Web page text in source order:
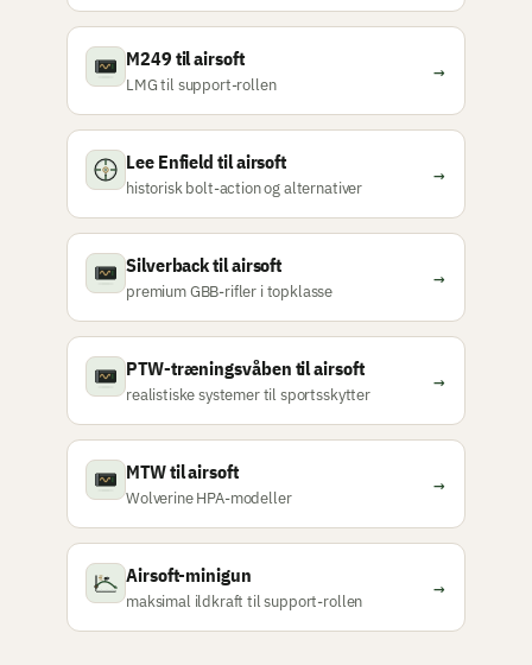
M249 til airsoft
LMG til support-rollen
→
Lee Enfield til airsoft
historisk bolt-action og alternativer
→
Silverback til airsoft
premium GBB-rifler i topklasse
→
PTW-træningsvåben til airsoft
realistiske systemer til sportsskytter
→
MTW til airsoft
Wolverine HPA-modeller
→
Airsoft-minigun
maksimal ildkraft til support-rollen
→